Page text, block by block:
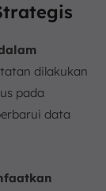
dilakukan
pada
data